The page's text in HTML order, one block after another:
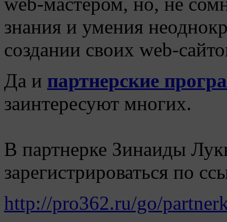
знания и умения
создании своих web-
Да и партнерские
заинтересуют многих.
В партнерке Зинаиды
зарегистрироваться по
http://pro362.ru/go/